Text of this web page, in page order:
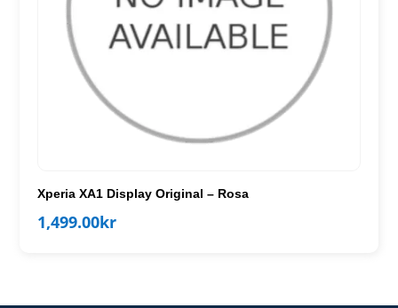
Xperia XA1 Display Original – Rosa
1,499.00kr